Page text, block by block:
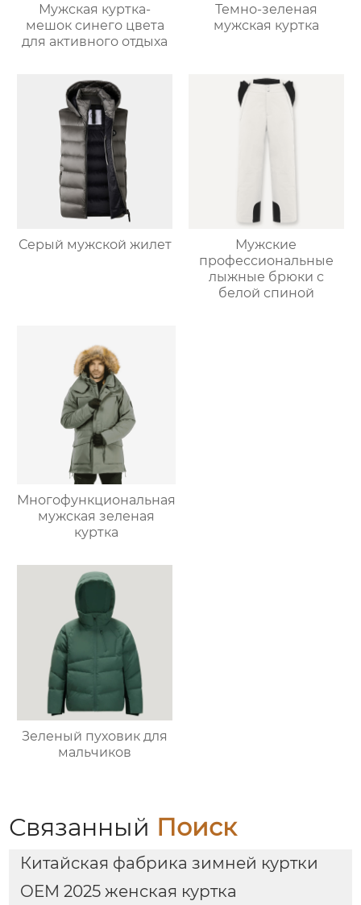
Мужская куртка-
мешок синего цвета
для активного отдыха
Темно-зеленая
мужская куртка
Серый мужской жилет
Мужские
профессиональные
лыжные брюки с
белой спиной
Многофункциональная
мужская зеленая
куртка
Зеленый пуховик для
мальчиков
Связанный Поиск
Китайская фабрика зимней куртки
OEM 2025 женская куртка